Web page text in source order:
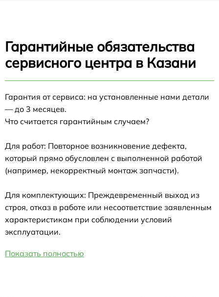
Гарантийные обязательства
сервисного центра в Казани
Гарантия от сервиса: на установленные нами детали
— до 3 месяцев.
Что считается гарантийным случаем?
Для работ: Повторное возникновение дефекта,
который прямо обусловлен с выполненной работой
(например, некорректный монтаж запчасти).
Для комплектующих: Преждевременный выход из
строя, отказ в работе или несоответствие заявленным
характеристикам при соблюдении условий
эксплуатации.
Показать полностью